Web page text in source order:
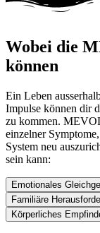
Wobei die
können ​
Ein Leben
Impulse können dir
zu kommen.
einzelner
System neu
sein kann:
Emotionales
Familiäre
Körperliches